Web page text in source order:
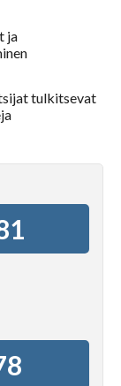
ja
tulkitsevat